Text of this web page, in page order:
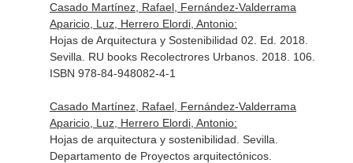
Casado Martínez, Rafael, Fernández-Valderrama
Aparicio, Luz, Herrero Elordi, Antonio:
Hojas de Arquitectura y Sostenibilidad 02. Ed. 2018.
Sevilla. RU books Recolectrores Urbanos. 2018. 106.
ISBN 978-84-948082-4-1
Casado Martínez, Rafael, Fernández-Valderrama
Aparicio, Luz, Herrero Elordi, Antonio:
Hojas de arquitectura y sostenibilidad. Sevilla.
Departamento de Proyectos arquitectónicos.